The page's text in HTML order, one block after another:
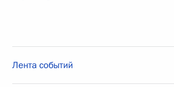
Лента событий